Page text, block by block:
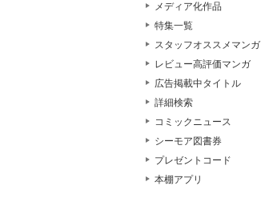
メディア化作品
特集一覧
スタッフオススメマンガ
レビュー高評価マンガ
広告掲載中タイトル
詳細検索
コミックニュース
シーモア図書券
プレゼントコード
本棚アプリ